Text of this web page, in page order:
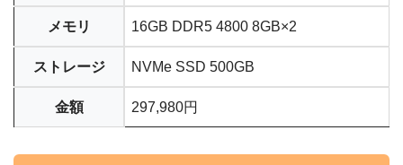
メモリ 16GB DDR5 4800 8GB×2
ストレージ NVMe SSD 500GB
金額 297,980円